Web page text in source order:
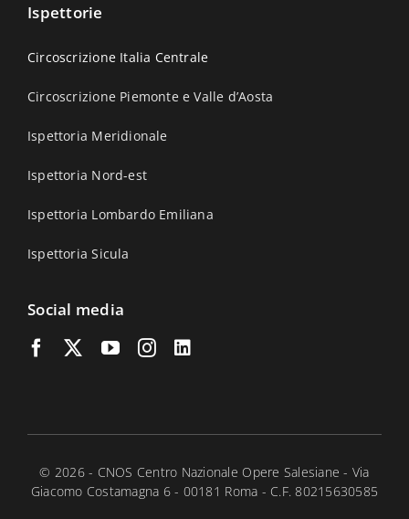
Ispettorie
Circoscrizione Italia Centrale
Circoscrizione Piemonte e Valle d’Aosta
Ispettoria Meridionale
Ispettoria Nord-est
Ispettoria Lombardo Emiliana
Ispettoria Sicula
Social media
© 2026 - CNOS Centro Nazionale Opere Salesiane - Via
Giacomo Costamagna 6 - 00181 Roma - C.F. 80215630585